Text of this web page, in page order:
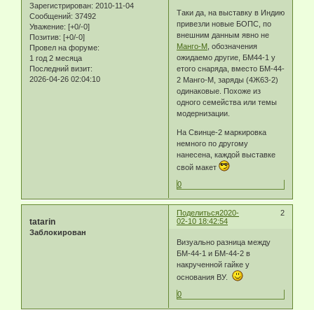
Зарегистрирован: 2010-11-04
Сообщений: 37492
Уважение: [+0/-0]
Позитив: [+0/-0]
Провел на форуме:
1 год 2 месяца
Последний визит:
2026-04-26 02:04:10
Таки да, на выставку в Индию
привезли новые БОПС, по
внешним данным явно не
Манго-М , обозначения
ожидаемо другие, БМ44-1 у
етого снаряда, вместо БМ-44-
2 Манго-М, заряды (4Ж63-2)
одинаковые. Похоже из
одного семейства или темы
модернизации.
На Свинце-2 маркировка
немного по другому
нанесена, каждой выставке
свой макет
0
Поделиться 2
2020-
02-10 18:42:54
tatarin
Заблокирован
Визуально разница между
БМ-44-1 и БМ-44-2 в
накрученной гайке у
основания ВУ.
0